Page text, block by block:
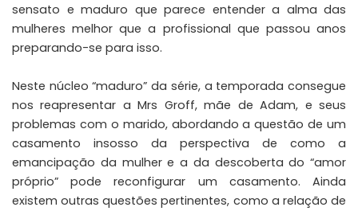
sensato e maduro que parece entender a alma das
mulheres melhor que a profissional que passou anos
preparando-se para isso.
Neste núcleo “maduro” da série, a temporada consegue
nos reapresentar a Mrs Groff, mãe de Adam, e seus
problemas com o marido, abordando a questão de um
casamento insosso da perspectiva de como a
emancipação da mulher e a da descoberta do “amor
próprio” pode reconfigurar um casamento. Ainda
existem outras questões pertinentes, como a relação de